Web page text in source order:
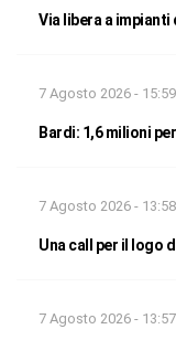
Via libera a impianti
7 Agosto 2026 - 15:59
Bardi: 1,6 milioni
7 Agosto 2026 - 13:58
Una call per il logo
7 Agosto 2026 - 13:57